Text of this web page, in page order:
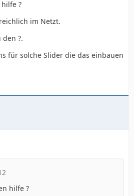
?
im Netzt.
den ?.
für solche Slider die das einbauen
hilfe ?